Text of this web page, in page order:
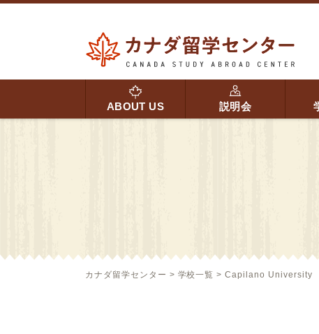
ABOUT US 説明会
カナダ留学センター > 学校一覧 >Capilano University